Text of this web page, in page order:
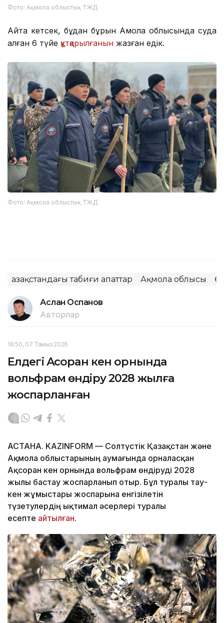
Фото: Ақмола облыстық ТЖД
Айта кетсек, бұдан бұрын Ақмола облысында суда
қалған 6 түйе құтқарылғанын жазған едік.
Фото: Ақмола облыстық ТЖД
Қазақстандағы табиғи апаттар Ақмола облысы
Аслан Оспанов
Авторлар
16:50, 07 Тамыз 2026
Елдегі Ақсоран кен орнында
вольфрам өндіру 2028 жылға
жоспарланған
АСТАНА. KAZINFORM — Солтүстік Қазақстан және
Ақмола облыстарының аумағында орналасқан
Ақсоран кен орнында вольфрам өндіруді 2028
жылы бастау жоспарланып отыр. Бұл туралы тау-
кен жұмыстары жоспарына енгізілетін
түзетулердің ықтимал әсерлері туралы
есепте айтылған.